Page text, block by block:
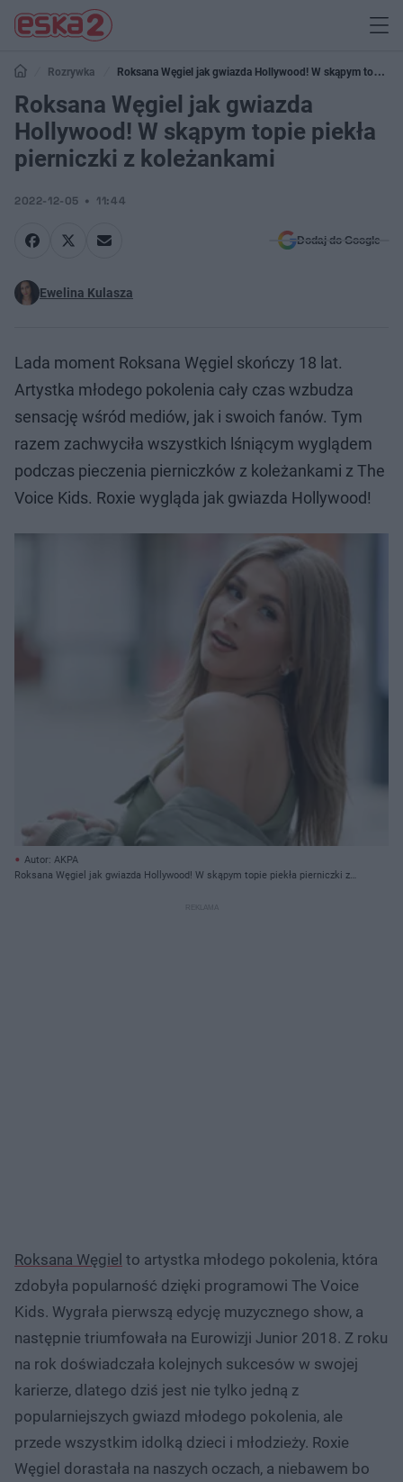
Rozrywka
Roksana Węgiel jak gwiazda Hollywood! W skąpym topie
piekła pierniczki z koleżankami
Roksana Węgiel jak gwiazda
Hollywood! W skąpym topie piekła
pierniczki z koleżankami
2022-12-05 11:44
Dodaj do Google
Ewelina Kulasza
Lada moment Roksana Węgiel skończy 18 lat.
Artystka młodego pokolenia cały czas wzbudza
sensację wśród mediów, jak i swoich fanów. Tym
razem zachwyciła wszystkich lśniącym wyglądem
podczas pieczenia pierniczków z koleżankami z The
Voice Kids. Roxie wygląda jak gwiazda Hollywood!
Autor: AKPA
Roksana Węgiel jak gwiazda Hollywood! W skąpym topie piekła pierniczki z
Roksana Węgiel to artystka młodego pokolenia, która
zdobyła popularność dzięki programowi The Voice
Kids. Wygrała pierwszą edycję muzycznego show, a
następnie triumfowała na Eurowizji Junior 2018. Z roku
na rok doświadczała kolejnych sukcesów w swojej
karierze, dlatego dziś jest nie tylko jedną z
popularniejszych gwiazd młodego pokolenia, ale
przede wszystkim idolką dzieci i młodzieży. Roxie
Węgiel dorastała na naszych oczach, a niebawem bo